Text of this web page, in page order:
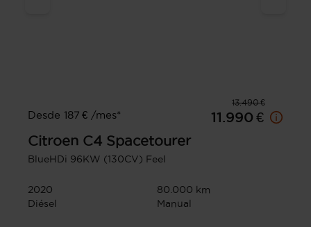
13.490 €
Desde 187 € /mes*
11.990 €
Citroen C4 Spacetourer
BlueHDi 96KW (130CV) Feel
2020
80.000 km
Diésel
Manual